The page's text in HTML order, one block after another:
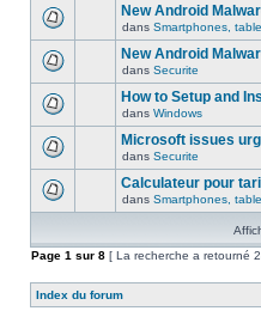
New Android
dans Smartphones,
New Android
dans Securite
How to Setup and
dans Windows
Microsoft issues
dans Securite
Calculateur pour
dans Smartphones,
Page 1 sur 8 [ La recherche a retourné
Index du forum